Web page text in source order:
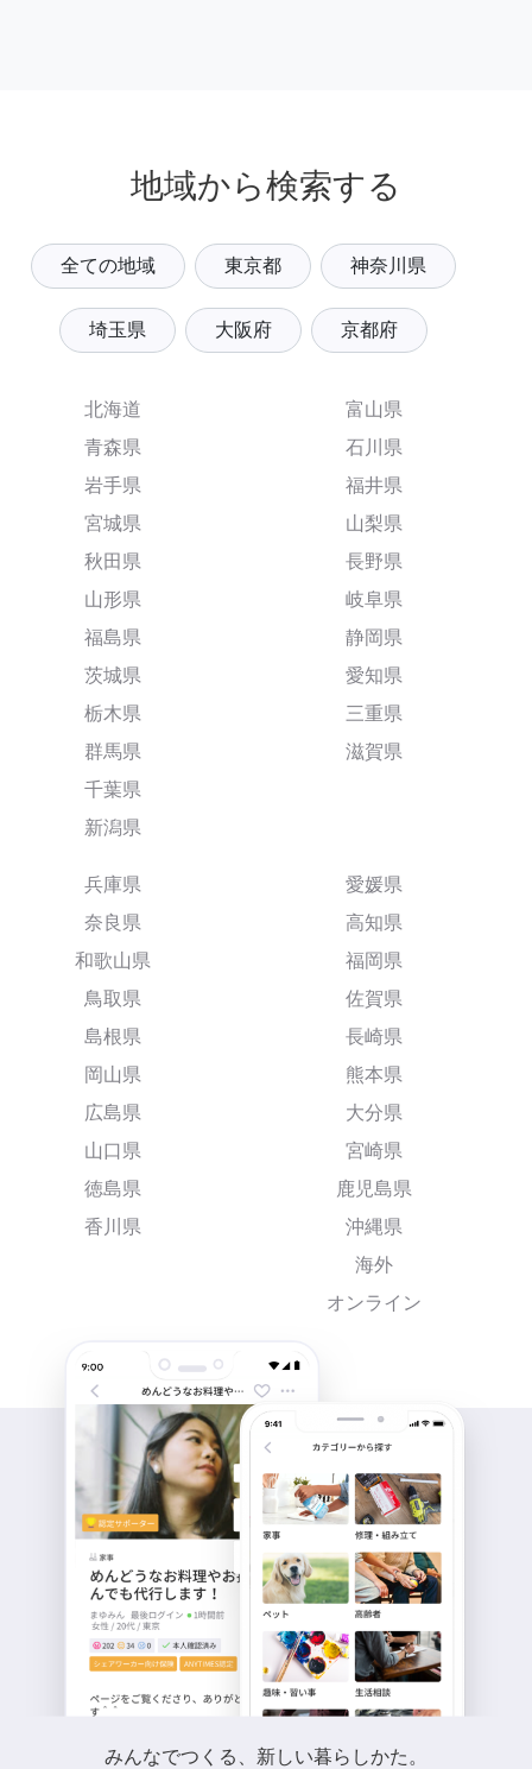
地域から検索する
全ての地域 東京都 神奈川県
埼玉県 大阪府 京都府
北海道
青森県
岩手県
宮城県
秋田県
山形県
福島県
茨城県
栃木県
群馬県
千葉県
新潟県
富山県
石川県
福井県
山梨県
長野県
岐阜県
静岡県
愛知県
三重県
滋賀県
兵庫県
奈良県
和歌山県
鳥取県
島根県
岡山県
広島県
山口県
徳島県
香川県
愛媛県
高知県
福岡県
佐賀県
長崎県
熊本県
大分県
宮崎県
鹿児島県
沖縄県
海外
オンライン
みんなでつくる、新しい暮らしかた。